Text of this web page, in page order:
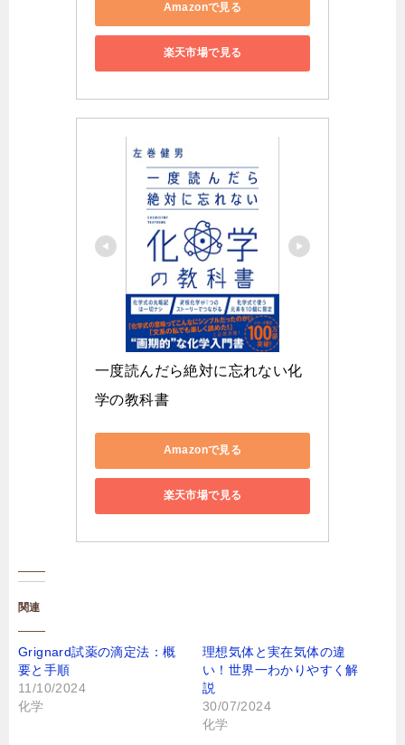
Amazonで見る
楽天市場で見る
一度読んだら絶対に忘れない化
学の教科書
Amazonで見る
楽天市場で見る
関連
Grignard試薬の滴定法：概
要と手順
11/10/2024
化学
理想気体と実在気体の違
い！世界一わかりやすく解
説
30/07/2024
化学